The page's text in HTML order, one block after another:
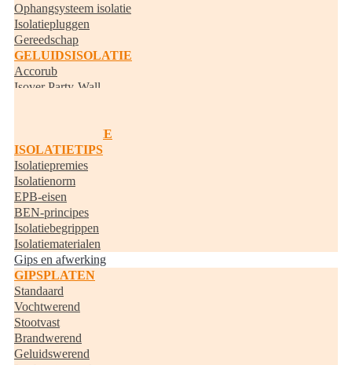
Ophangsysteem isolatie
Isolatiepluggen
Gereedschap
GELUIDSISOLATIE
Accorub
Isover Party-Wall
RANDISOLATIE
ISOLATIETIPS
Isolatiepremies
Isolatienorm
EPB-eisen
BEN-principes
Isolatiebegrippen
Isolatiematerialen
Gips en afwerking
GIPSPLATEN
Standaard
Vochtwerend
Stootvast
Brandwerend
Geluidswerend